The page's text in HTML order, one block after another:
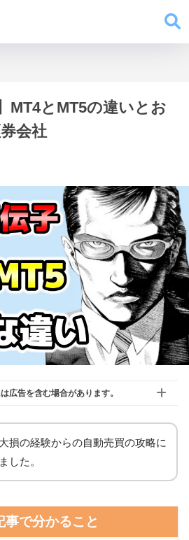
MT4とMT5の違いとお
会社
広告を含む場合があります。
損の経験からの自動売買の攻略に
した。
事で分かること